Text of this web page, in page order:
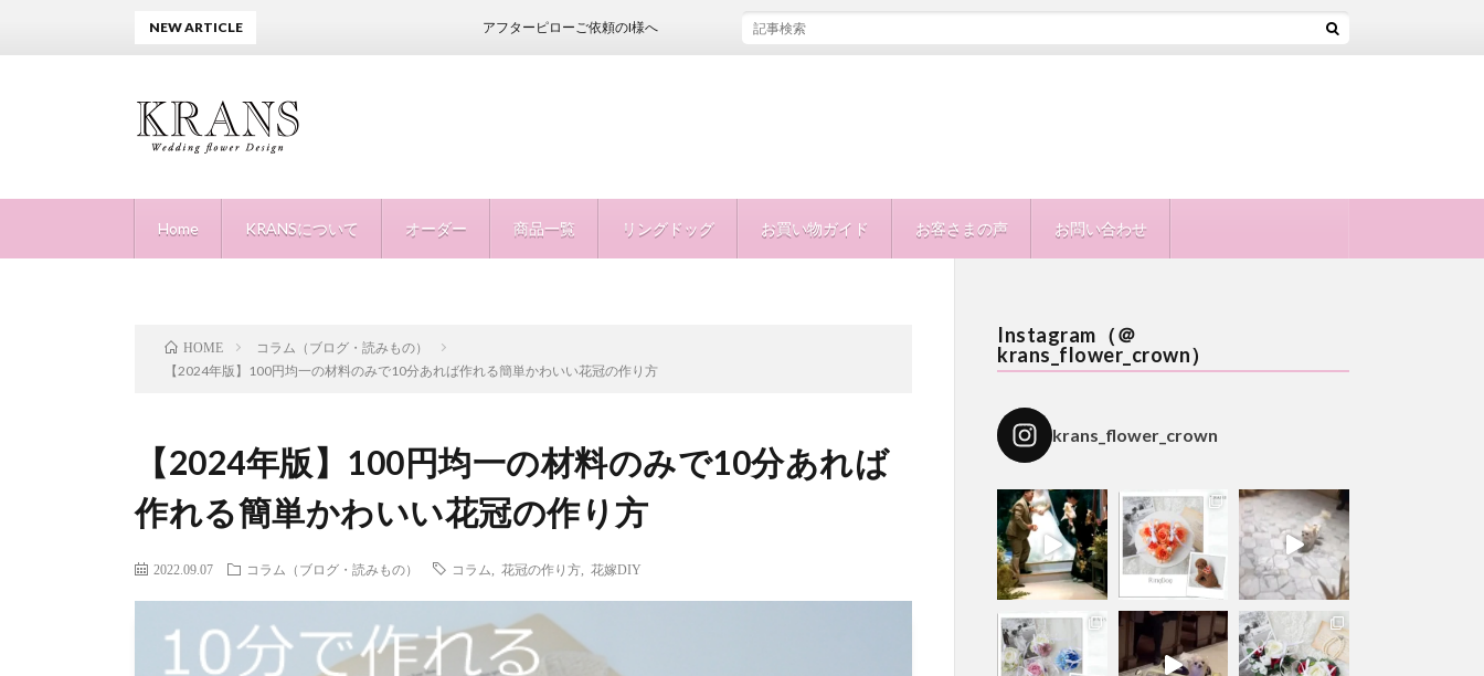
Home KRANSについて オーダー 商品一覧 リングドッグ お買い物ガイド お客さまの声 お問い合わせ
NEW ARTICLE アフターピローご依頼のI様へ
HOME
コラム（ブログ・読みもの）
【2024年版】100円均一の材料のみで10分あれば作れる簡単かわいい花冠の作り方
【2024年版】100円均一の材料のみで10分あれば
作れる簡単かわいい花冠の作り方
2022.09.07 コラム（ブログ・読みもの） コラム 花冠の作り方 花嫁DIY
Instagram（＠
krans_flower_crown）
krans_flower_crown